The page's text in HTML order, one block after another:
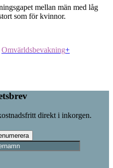
mellan män med låg
som för kvinnor.
Omvärldsbevakning+
direkt i inkorgen.